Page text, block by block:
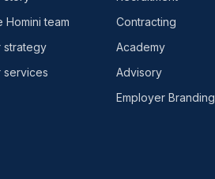
Homini team
strategy
services
Contracting
Academy
Advisory
Employer Branding